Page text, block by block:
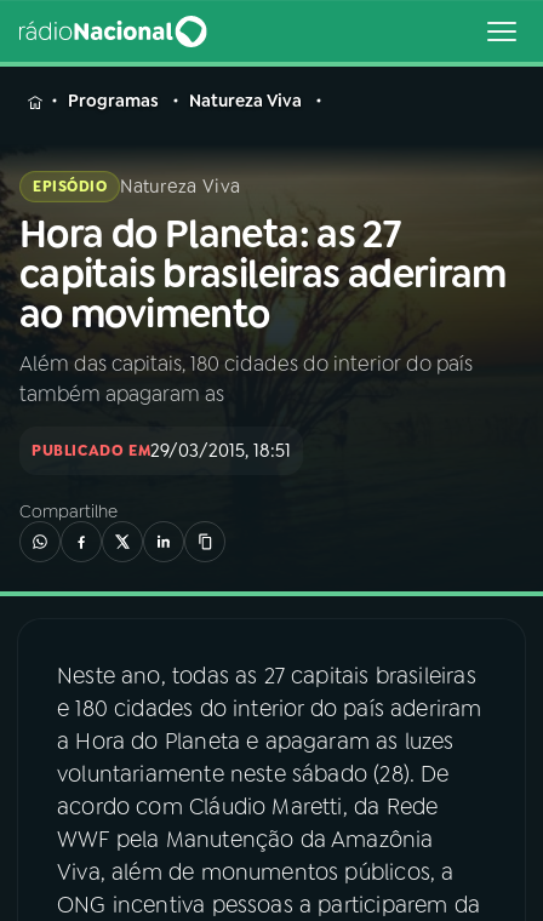
MENU
Buscar
na
Rádio
Nacional
Buscar
AO VIVO
INÍCIO
02A RÁDIO
03PROGRAMAÇÃO
04 PROGRAMAS
PODCASTS
06VIDEOCASTS
Programas Natureza Viva
EPISÓDIO Natureza Viva
Hora do Planeta: as 27
capitais brasileiras aderiram
ao movimento
Além das capitais, 180 cidades do interior do país
também apagaram as
PUBLICADO EM29/03/2015, 18:51
Compartilhe
Neste ano, todas as 27 capitais brasileiras
e 180 cidades do interior do país aderiram
a Hora do Planeta e apagaram as luzes
voluntariamente neste sábado (28). De
acordo com Cláudio Maretti, da Rede
WWF pela Manutenção da Amazônia
Viva, além de monumentos públicos, a
ONG incentiva pessoas a participarem da